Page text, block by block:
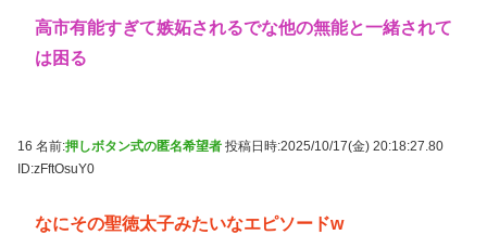
高市有能すぎて嫉妬されるでな他の無能と一緒されて
は困る
16 名前:押しボタン式の匿名希望者 投稿日時:2025/10/17(金) 20:18:27.80
ID:zFftOsuY0
なにその聖徳太子みたいなエピソードw